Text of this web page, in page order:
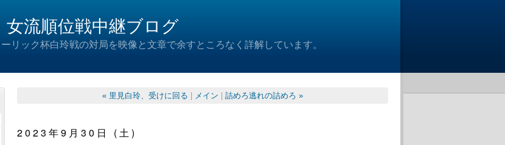
女流順位戦中継ブログ
リック杯白玲戦の対局を映像と文章で余すところなく詳解しています。
« 里見白玲、受けに回る メイン 詰めろ逃れの詰めろ »
2023年9月30日 (土)